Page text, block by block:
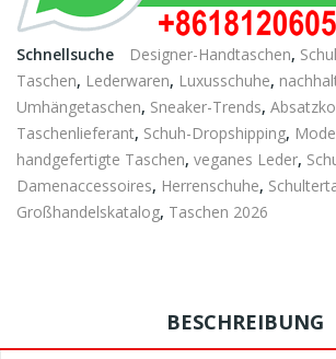
Schnellsuche Designer-Handtaschen,
Taschen, Lederwaren, Luxusschuhe,
Umhängetaschen, Sneaker-Trends,
Taschenlieferant, Schuh-Dropshipping,
handgefertigte Taschen, veganes Leder,
Damenaccessoires, Herrenschuhe,
Großhandelskatalog, Taschen 2026
BESCHREIBUNG